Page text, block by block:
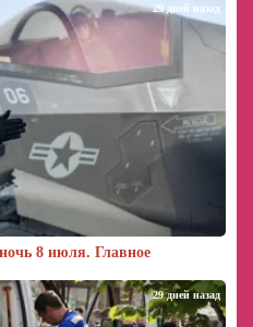
8 июля. Главное
29 дней назад
29 дней назад